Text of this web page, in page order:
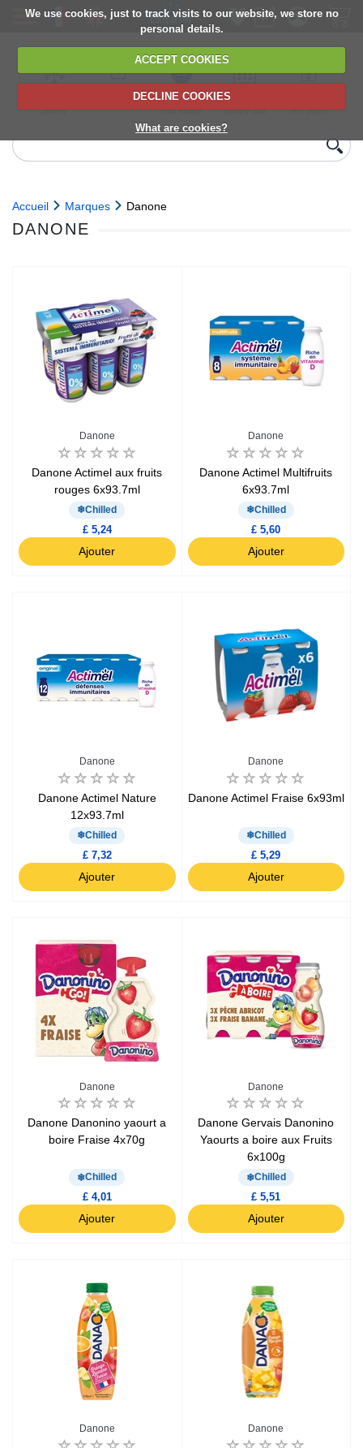
We use cookies, just to track visits to our website, we store no
personal details.
ACCEPT COOKIES
DECLINE COOKIES
What are cookies?
delivery
6,000+ products
Direct import
from Europe
Choose your
delivery date
next orders
Accueil Marques Danone
DANONE
Danone
Danone Actimel aux fruits
rouges 6x93.7ml
Chilled
£ 5,24
Ajouter
Danone
Danone Actimel Multifruits
6x93.7ml
Chilled
£ 5,60
Ajouter
Danone
Danone Actimel Nature
12x93.7ml
Chilled
£ 7,32
Ajouter
Danone
Danone Actimel Fraise 6x93ml
Chilled
£ 5,29
Ajouter
Danone
Danone Danonino yaourt a
boire Fraise 4x70g
Chilled
£ 4,01
Ajouter
Danone
Danone Gervais Danonino
Yaourts a boire aux Fruits
6x100g
Chilled
£ 5,51
Ajouter
Danone Danone